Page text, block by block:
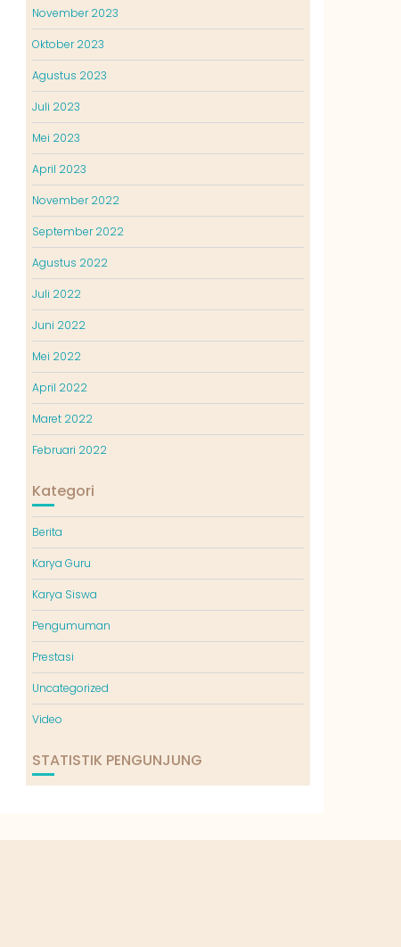
November 2023
Oktober 2023
Agustus 2023
Juli 2023
Mei 2023
April 2023
November 2022
September 2022
Agustus 2022
Juli 2022
Juni 2022
Mei 2022
April 2022
Maret 2022
Februari 2022
Kategori
Berita
Karya Guru
Karya Siswa
Pengumuman
Prestasi
Uncategorized
Video
STATISTIK PENGUNJUNG